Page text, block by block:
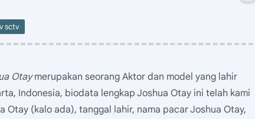
sctv
Otaymerupakan seorang Aktor dan model yang lahir
Indonesia, biodata lengkap Joshua Otay ini telah kami
Otay (kalo ada), tanggal lahir, nama pacar Joshua Otay,